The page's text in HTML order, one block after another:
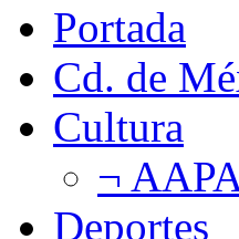
Portada
Cd. de
Cultura
¬
Deportes